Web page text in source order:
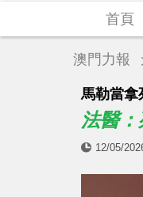
首頁
澳門力報
馬勒當拿
法醫
12/05/